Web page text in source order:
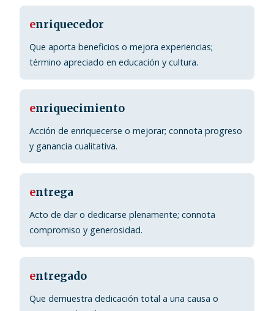
enriquecedor
Que aporta beneficios o mejora experiencias;
término apreciado en educación y cultura.
enriquecimiento
Acción de enriquecerse o mejorar; connota progreso
y ganancia cualitativa.
entrega
Acto de dar o dedicarse plenamente; connota
compromiso y generosidad.
entregado
Que demuestra dedicación total a una causa o